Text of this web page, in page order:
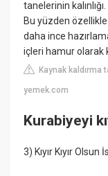
tanelerinin
Bu yüzden
daha ince
içleri hamur olarak
Kaynak kaldırma
yemek.com
Kurabiyeyi
3) Kıyır Kıyır